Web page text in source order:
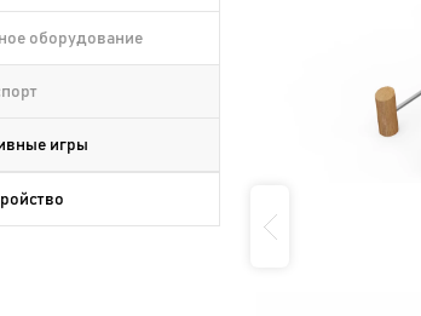
оборудование
игры